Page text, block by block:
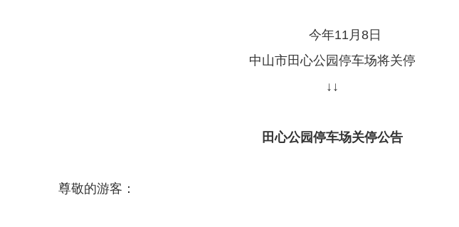
今年11月8日
中山市田心公园停车场将关停
↓↓
田心公园停车场关停公告
尊敬的游客：